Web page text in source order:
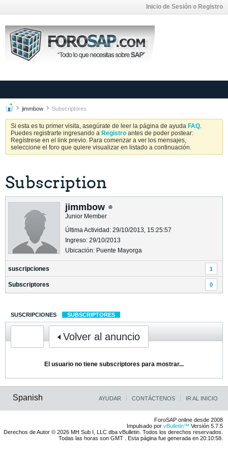
Inicio de Sesión o Registro
jimmbow Subscriptores
Si esta es tu primer visita, asegúrate de leer la página de ayuda FAQ.
Puedes registrarte ingresando a Registro antes de poder postear:
Regístrese en el link previo. Para comenzar a ver los mensajes,
seleccione el foro que quiere visualizar en listado a continuación.
Subscription
jimmbow
Junior Member
Última Actividad: 29/10/2013, 15:25:57
Ingreso: 29/10/2013
Ubicación: Puente Mayorga
suscripciones 1
Subscriptores 0
SUSCRIPCIONES SUBSCRIPTORES
Volver al anuncio
El usuario no tiene subscriptores para mostrar...
Spanish AYUDAR CONTÁCTENOS IR AL INICIO
ForoSAP online desde 2008
Impulsado por vBulletin™ Versión 5.7.5
Derechos de Autor © 2026 MH Sub I, LLC dba vBulletin. Todos los derechos reservados.
Todas las horas son GMT . Esta página fue generada en 20:10:58.